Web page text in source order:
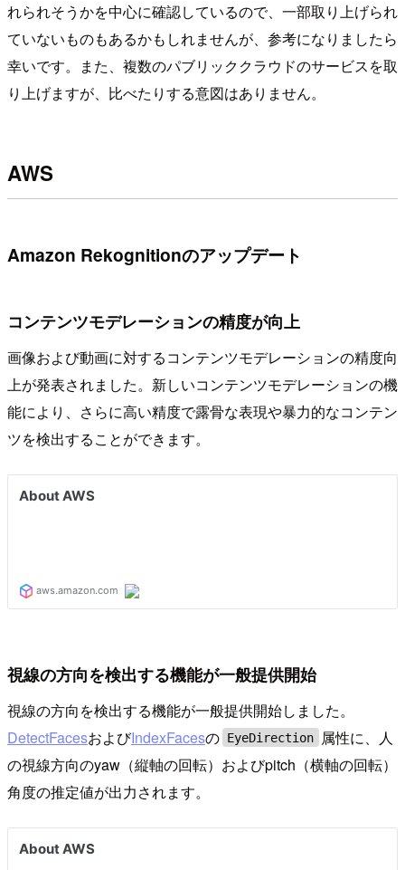
れられそうかを中心に確認しているので、一部取り上げられ
ていないものもあるかもしれませんが、参考になりましたら
幸いです。また、複数のパブリッククラウドのサービスを取
り上げますが、比べたりする意図はありません。
AWS
Amazon Rekognitionのアップデート
コンテンツモデレーションの精度が向上
画像および動画に対するコンテンツモデレーションの精度向
上が発表されました。新しいコンテンツモデレーションの機
能により、さらに高い精度で露骨な表現や暴力的なコンテン
ツを検出することができます。
視線の方向を検出する機能が一般提供開始
視線の方向を検出する機能が一般提供開始しました。
DetectFacesおよびIndexFacesの EyeDirection
属性に、人
の視線方向のyaw（縦軸の回転）およびpitch（横軸の回転）
角度の推定値が出力されます。